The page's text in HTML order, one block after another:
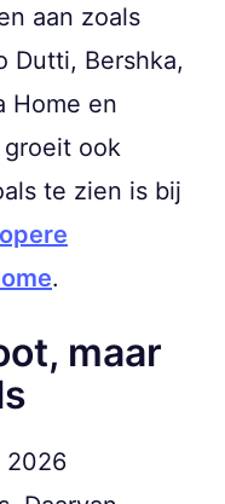
aan zoals
Dutti, Bershka,
Home en
ook
te zien is bij
.
maar
2026